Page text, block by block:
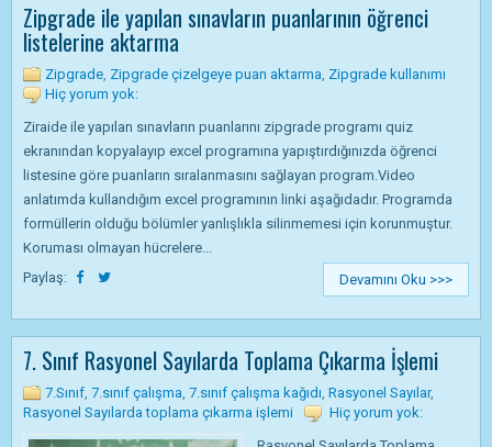
Zipgrade ile yapılan sınavların puanlarının öğrenci
listelerine aktarma
Zipgrade, Zipgrade çizelgeye puan aktarma, Zipgrade kullanımı
Hiç yorum yok:
Ziraide ile yapılan sınavların puanlarını zipgrade programı quiz
ekranından kopyalayıp excel programına yapıştırdığınızda öğrenci
listesine göre puanların sıralanmasını sağlayan program.Video
anlatımda kullandığım excel programının linki aşağıdadır. Programda
formüllerin olduğu bölümler yanlışlıkla silinmemesi için korunmuştur.
Koruması olmayan hücrelere...
Paylaş:
Devamını Oku >>>
7. Sınıf Rasyonel Sayılarda Toplama Çıkarma İşlemi
7.Sınıf, 7.sınıf çalışma, 7.sınıf çalışma kağıdı, Rasyonel Sayılar,
Rasyonel Sayılarda toplama çıkarma işlemi
Hiç yorum yok: